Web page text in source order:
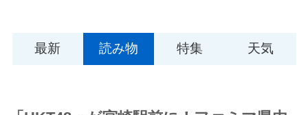
最新 読み物 特集 天気